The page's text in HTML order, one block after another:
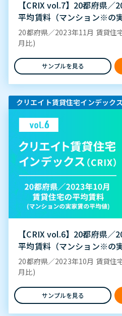
【CRIX vol.7】20都府県／
平均賃料（マンション※の
20都府県／2023年11月 賃貸住
月比)
サンプルを見る
クリエイト賃貸住宅インデックス
【CRIX vol.6】20都府県／
平均賃料（マンション※の
20都府県／2023年10月 賃貸住
月比)
サンプルを見る